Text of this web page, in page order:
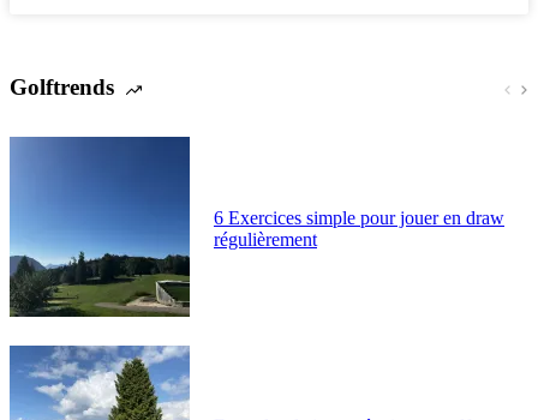
Golftrends
6 Exercices simple pour jouer en draw
régulièrement